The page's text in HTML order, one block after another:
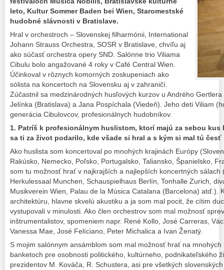
leto, Kultur Sommer Baden bei Wien, Staromestské
hudobné slávnosti v Bratislave.
Hral v orchestroch – Slovenskej filharmónii, International
Johann Strauss Orchestra, SOSR v Bratislave, chvíľu aj
ako súčasť orchestra opery SND. Salónne trio Viliama
Cibulu bolo angažované 4 roky v Café Central Wien.
Účinkoval v rôznych komorných zoskupeniach ako
sólista na koncertoch na Slovensku aj v zahraničí.
Zúčastnil sa medzinárodných husľových kurzov u Andrého
Jelínka (Bratislava) a Jana Pospíchala (Viedeň). Jeho deti Viliam
generácia Cibulovcov, profesionálnych hudobníkov.
1. Patríš k profesionálnym huslistom, ktorí majú za sebou kus
sa ti za život podarilo, kde všade si hral a s kým si mal tú
Ako huslista som koncertoval po mnohých krajinách Európy
Rakúsko, Nemecko, Poľsko, Portugalsko, Taliansko, Španielsko,
som tu možnosť hrať v najkrajších a najlepších koncertných sálach
Herkulessaal Munchen, Schauspielhaus Berlín, Tonhalle Zurich,
Musikverein Wien, Palau de la Música Catalana (Barcelona) atď.).
architektúru, hlavne skvelú akustiku a ja som mal pocit, že cítim
vystupovali v minulosti. Ako člen orchestrov som mal možnosť
inštrumentalistov, spomeniem napr. René Kollo, José Carreras,
Vanessa Mae, José Felíciano, Peter Michalica a Ivan Ženatý.
S mojim salónnym ansámblom som mal možnosť hrať na
banketoch pre osobnosti politického, kultúrneho, podnikateľského
prezidentov M. Kováča, R. Schustera, asi pre všetkých